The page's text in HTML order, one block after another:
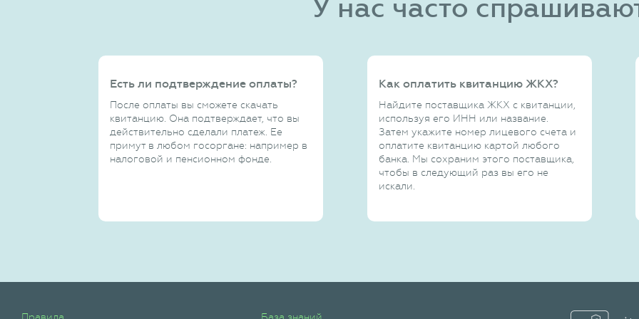
У нас часто
Есть ли подтверждение оплаты?
После оплаты вы сможете скачать
квитанцию. Она подтверждает, что вы
действительно сделали платеж. Ее
примут в любом госоргане: например в
налоговой и пенсионном фонде.
Как оплатить квитанцию ЖКХ?
Найдите поставщика ЖКХ с квитанции,
используя его ИНН или название.
Затем укажите номер лицевого счета и
оплатите квитанцию картой любого
банка. Мы сохраним этого поставщика,
чтобы в следующий раз вы его не
искали.